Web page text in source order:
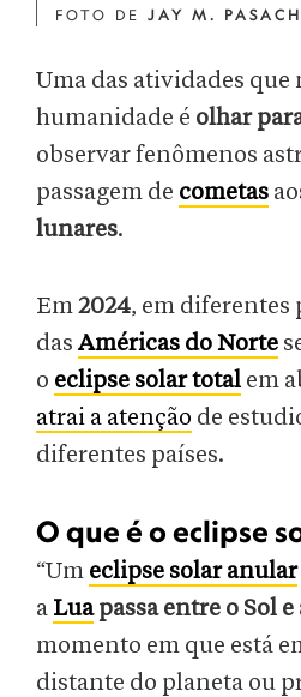
FOTO DE JAY M.
Uma das atividades que
humanidade é olhar
observar fenômenos
passagem de cometas
lunares.
Em2024, em diferentes
das Américas do Norte
o eclipse solar total em
atrai a atenção de
diferentes países.
O que é o eclipse
“Um eclipse solar anular
a Luapassa entre o Sol e
momento em que está
distante do planeta ou